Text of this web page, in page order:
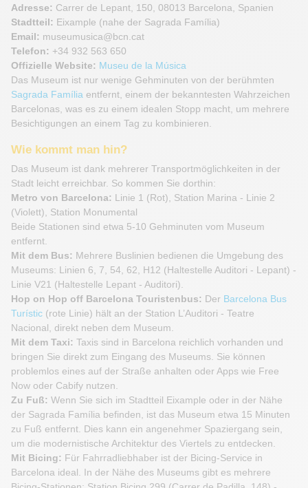
Adresse: Carrer de Lepant, 150, 08013 Barcelona, Spanien
Stadtteil: Eixample (nahe der Sagrada Família)
Email: museumusica@bcn.cat
Telefon: +34 932 563 650
Offizielle Website: Museu de la Música
Das Museum ist nur wenige Gehminuten von der berühmten
Sagrada Família entfernt, einem der bekanntesten Wahrzeichen
Barcelonas, was es zu einem idealen Stopp macht, um mehrere
Besichtigungen an einem Tag zu kombinieren.
Wie kommt man hin?
Das Museum ist dank mehrerer Transportmöglichkeiten in der
Stadt leicht erreichbar. So kommen Sie dorthin:
Metro von Barcelona: Linie 1 (Rot), Station Marina - Linie 2
(Violett), Station Monumental
Beide Stationen sind etwa 5-10 Gehminuten vom Museum
entfernt.
Mit dem Bus: Mehrere Buslinien bedienen die Umgebung des
Museums: Linien 6, 7, 54, 62, H12 (Haltestelle Auditori - Lepant) -
Linie V21 (Haltestelle Lepant - Auditori).
Hop on Hop off Barcelona Touristenbus: Der Barcelona Bus
Turístic (rote Linie) hält an der Station L’Auditori - Teatre
Nacional, direkt neben dem Museum.
Mit dem Taxi: Taxis sind in Barcelona reichlich vorhanden und
bringen Sie direkt zum Eingang des Museums. Sie können
problemlos eines auf der Straße anhalten oder Apps wie Free
Now oder Cabify nutzen.
Zu Fuß: Wenn Sie sich im Stadtteil Eixample oder in der Nähe
der Sagrada Família befinden, ist das Museum etwa 15 Minuten
zu Fuß entfernt. Dies kann ein angenehmer Spaziergang sein,
um die modernistische Architektur des Viertels zu entdecken.
Mit Bicing: Für Fahrradliebhaber ist der Bicing-Service in
Barcelona ideal. In der Nähe des Museums gibt es mehrere